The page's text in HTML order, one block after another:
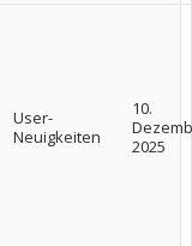
User-
Neuigkeiten
10.
2025